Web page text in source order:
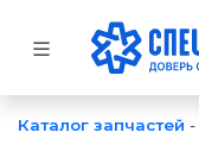
Каталог запчастей -